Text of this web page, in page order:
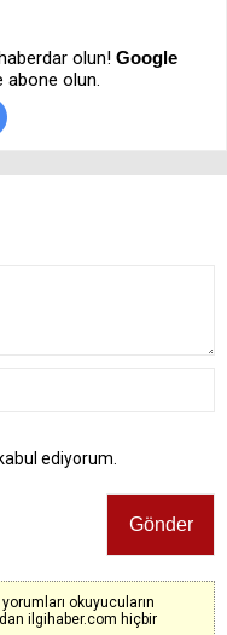
olun! Google
abone olun.
ediyorum.
okuyucuların
ilgihaber.com hiçbir